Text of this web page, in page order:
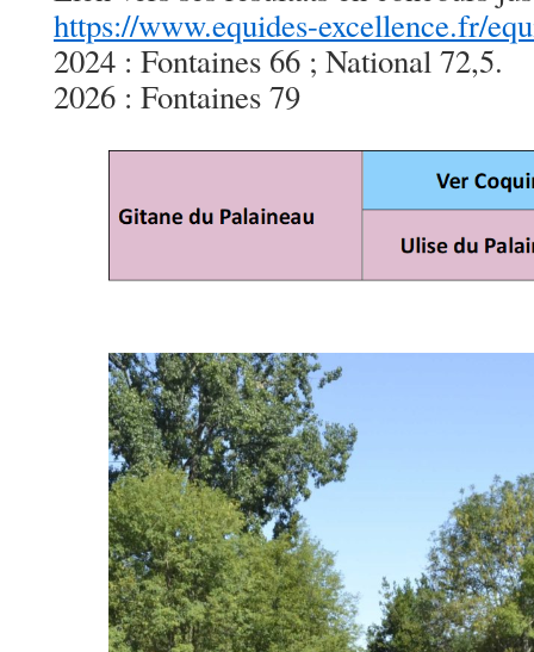
https://www.equides-excellence.fr/
2024 : Fontaines 66 ; National 72,5.
2026 : Fontaines 79